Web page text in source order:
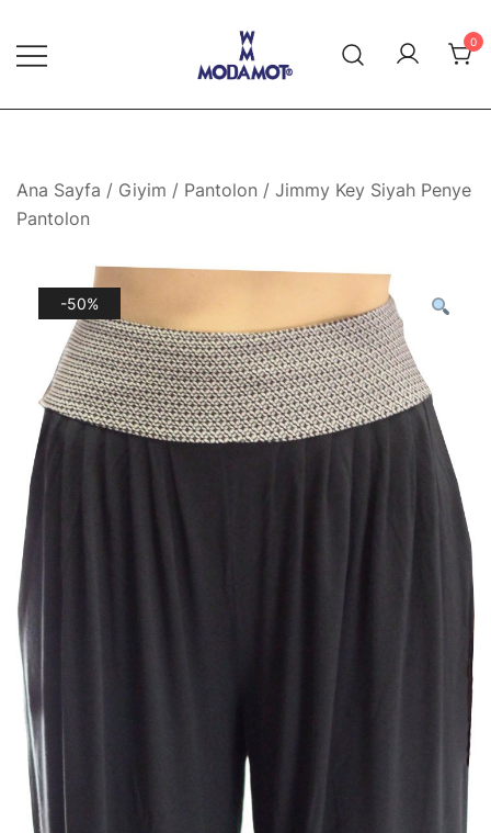
content
Modamot E-Ticaret
0
Ana Sayfa / Giyim / Pantolon / Jimmy Key Siyah Penye
Pantolon
-50%